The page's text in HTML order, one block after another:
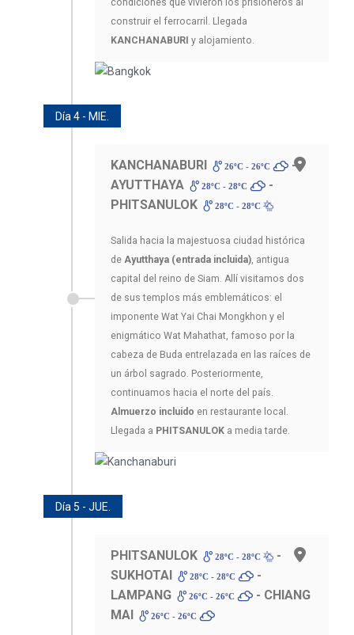
condiciones que vivieron los prisioneros al
construir el ferrocarril. Llegada
KANCHANABURI y alojamiento.
Día 4 - MIE.
KANCHANABURI 26ºC - 26ºC
-
AYUTTHAYA
28ºC - 28ºC
-
PHITSANULOK
28ºC - 28ºC
Salida hacia la majestuosa ciudad histórica
de Ayutthaya (entrada incluida), antigua
capital del reino de Siam. Allí visitamos dos
de sus templos más emblemáticos: el
imponente Wat Yai Chai Mongkhon y el
enigmático Wat Mahathat, famoso por la
cabeza de Buda entrelazada en las raíces de
un árbol sagrado. Posteriormente,
continuamos hacia el norte del país.
Almuerzo incluido en restaurante local.
Llegada a PHITSANULOK a media tarde.
Día 5 - JUE.
PHITSANULOK 28ºC - 28ºC
-
SUKHOTAI
28ºC - 28ºC
-
LAMPANG
26ºC - 26ºC
- CHIANG
MAI
26ºC - 26ºC